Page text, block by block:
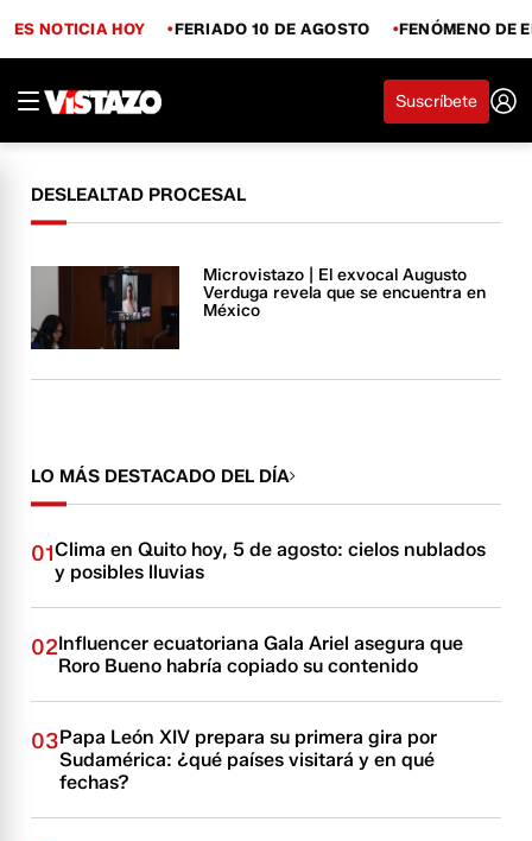
ES NOTICIA HOY FERIADO 10 DE AGOSTO FENÓMENO DE
Suscríbete
DESLEALTAD PROCESAL
Microvistazo | El exvocal Augusto
Verduga revela que se encuentra en
México
LO MÁS DESTACADO DEL DÍA
01Clima en Quito hoy, 5 de agosto: cielos nublados
y posibles lluvias
02Influencer ecuatoriana Gala Ariel asegura que
Roro Bueno habría copiado su contenido
03Papa León XIV prepara su primera gira por
Sudamérica: ¿qué países visitará y en qué
fechas?